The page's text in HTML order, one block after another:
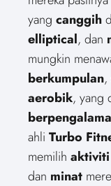
yang canggih
elliptical, dan
mungkin
berkumpulan,
aerobik, yang
ahli Turbo
memilih aktiviti
dan minat